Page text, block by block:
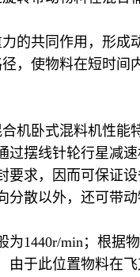
的共同作用，形
，使物料在短时
机卧式混料机性能
摆线针轮行星减速
求，因而可保证设
散以外，还可带
1440r/min；根据
于此位置物料在